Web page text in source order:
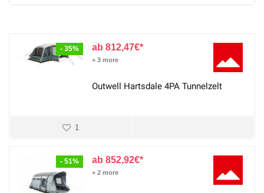
- 35% 812,47€
+ 3 more
Outwell Hartsdale 4PA Tunnelzelt
1
- 51% 852,92€
+ 2 more